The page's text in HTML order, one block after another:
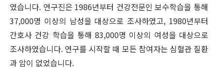
였습니다. 연구진은 1986년부터 건강전문인 보수학습을 통해
37,000명 이상의 남성을 대상으로 조사하였고, 1980년부터
간호사 건강 학습을 통해 83,000명 이상의 여성을 대상으로
조사하였습니다. 연구를 시작할 때 모든 참여자는 심혈관 질환
과 암이 없었습니다.